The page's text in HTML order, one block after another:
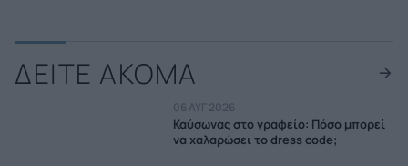
ΔΕΙΤΕ ΑΚΟΜΑ
06 ΑΥΓ 2026
Καύσωνας στο γραφείο: Πόσο μπορεί
να χαλαρώσει το dress code;